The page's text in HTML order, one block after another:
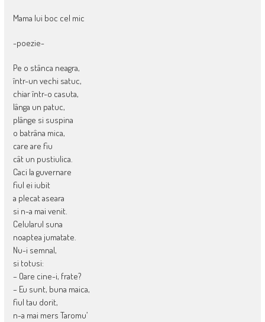
Mama lui boc cel mic
-poezie-
Pe o stânca neagra,
într-un vechi satuc,
chiar într-o casuta,
lânga un patuc,
plânge si suspina
o batrâna mica,
care are fiu
cât un pustiulica.
Caci la guvernare
fiul ei iubit
a plecat aseara
si n-a mai venit.
Celularul suna
noaptea jumatate.
Nu-i semnal,
si totusi:
– Oare cine-i, frate?
– Eu sunt, buna maica,
fiul tau dorit,
n-a mai mers Taromu’